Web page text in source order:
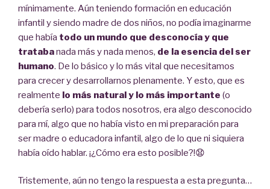
mínimamente. Aún teniendo formación en educación
infantil y siendo madre de dos niños, no podía imaginarme
que había todo un mundo que desconocía y que
tratabanada más y nada menos, de la esencia del ser
humano. De lo básico y lo más vital que necesitamos
para crecer y desarrollarnos plenamente. Y esto, que es
realmente lo más natural y lo más importante (o
debería serlo) para todos nosotros, era algo desconocido
para mí, algo que no había visto en mi preparación para
ser madre o educadora infantil, algo de lo que ni siquiera
había oído hablar. ¡¿Cómo era esto posible?!😧
Tristemente, aún no tengo la respuesta a esta pregunta…